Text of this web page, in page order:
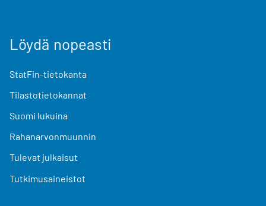
Löydä nopeasti
StatFin-tietokanta
Tilastotietokannat
Suomi lukuina
Rahanarvonmuunnin
Tulevat julkaisut
Tutkimusaineistot